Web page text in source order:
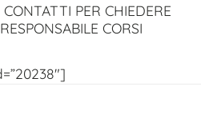
PER CHIEDERE
CORSI